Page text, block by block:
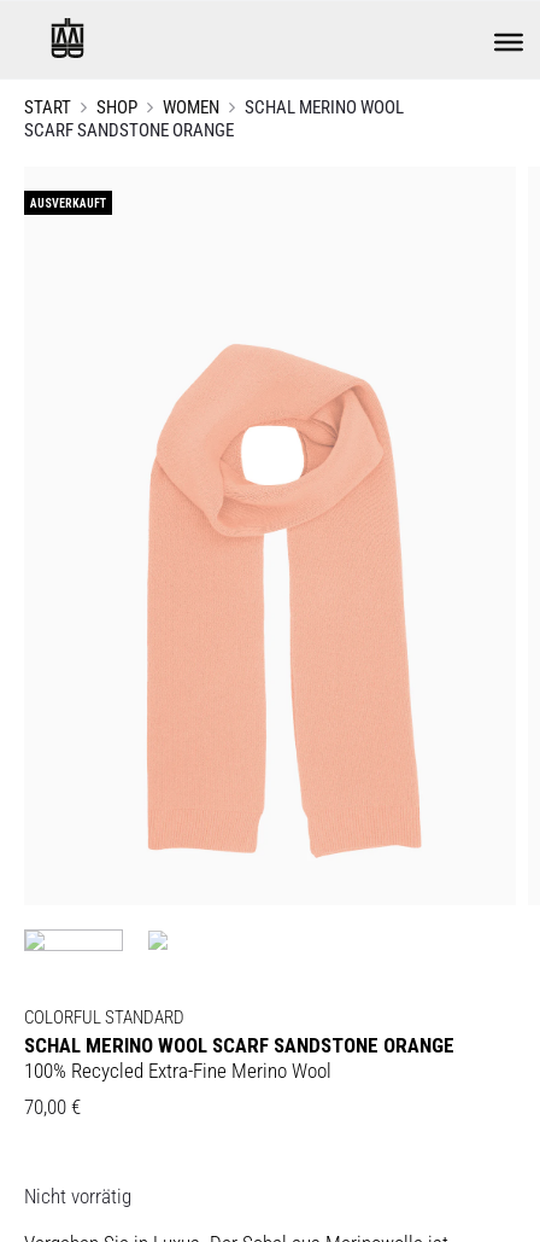
START SHOP WOMEN
SCHAL MERINO WOOL
SCARF SANDSTONE ORANGE
AUSVERKAUFT
COLORFUL STANDARD
SCHAL MERINO WOOL SCARF SANDSTONE ORANGE
100% Recycled Extra-Fine Merino Wool
70,00 €
Nicht vorrätig